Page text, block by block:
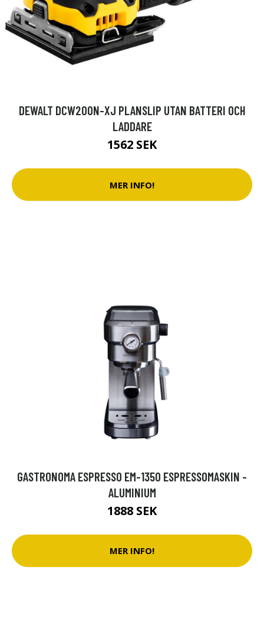
DEWALT DCW200N-XJ PLANSLIP UTAN BATTERI OCH
LADDARE
1562 SEK
MER INFO!
GASTRONOMA ESPRESSO EM-1350 ESPRESSOMASKIN -
ALUMINIUM
1888 SEK
MER INFO!